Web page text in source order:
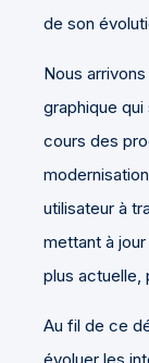
de son
Nous
graphique
cours des
utilisateur à
mettant à
plus actuelle,
Au fil de ce
évoluer les